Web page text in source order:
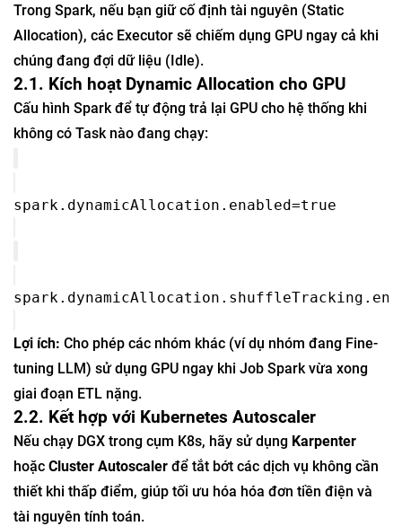
Trong Spark, nếu bạn giữ cố định tài nguyên (Static
Allocation), các Executor sẽ chiếm dụng GPU ngay cả khi
chúng đang đợi dữ liệu (Idle).
2.1. Kích hoạt Dynamic Allocation cho GPU
Cấu hình Spark để tự động trả lại GPU cho hệ thống khi
không có Task nào đang chạy:
spark.dynamicAllocation.enabled=true
Lợi ích: Cho phép các nhóm khác (ví dụ nhóm đang Fine-
tuning LLM) sử dụng GPU ngay khi Job Spark vừa xong
giai đoạn ETL nặng.
2.2. Kết hợp với Kubernetes Autoscaler
Nếu chạy DGX trong cụm K8s, hãy sử dụng Karpenter
hoặc Cluster Autoscaler để tắt bớt các dịch vụ không cần
thiết khi thấp điểm, giúp tối ưu hóa hóa đơn tiền điện và
tài nguyên tính toán.